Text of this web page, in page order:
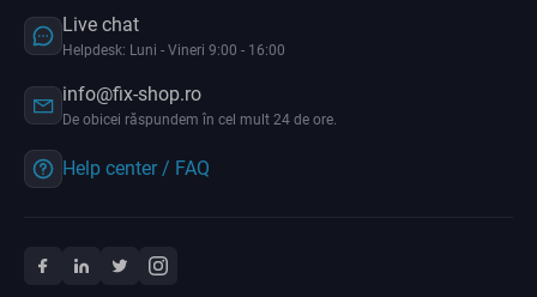
Live chat
Helpdesk: Luni - Vineri 9:00 - 16:00
info@fix-shop.ro
De obicei răspundem în cel mult 24 de ore.
Help center / FAQ